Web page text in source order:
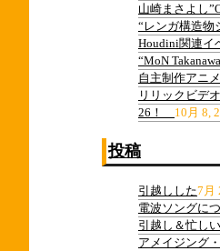
山崎まさよし
“レンガ構造物
Houdini関連イ
“MoN
自主制作アニ
リリックビデ
26！ 10月 8,
投稿
引越しした7月
電波ソングに
引越し＆忙しい
アメイジング